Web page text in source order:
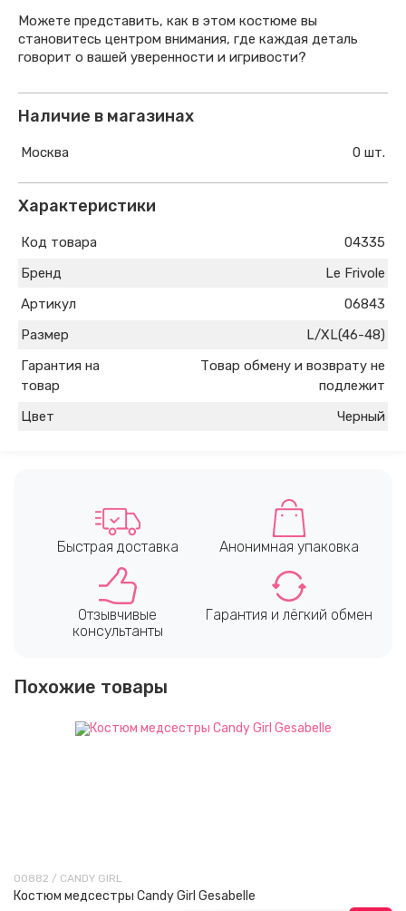
Можете представить, как в этом костюме вы
становитесь центром внимания, где каждая деталь
говорит о вашей уверенности и игривости?
Наличие в магазинах
Москва 0 шт.
Характеристики
Код товара
04335
Бренд
Le Frivole
Артикул
06843
Размер
L/XL(46-48)
Гарантия на
товар
Товар обмену и возврату не
подлежит
Цвет
Черный
Быстрая доставка Анонимная упаковка
Отзывчивые
консультанты
Гарантия и лёгкий обмен
Похожие товары
00882 / CANDY GIRL
Костюм медсестры Candy Girl Gesabelle